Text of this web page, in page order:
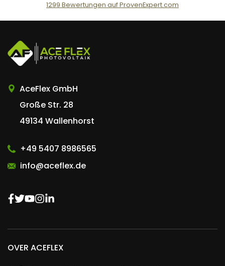
AceFlex GmbH
1299 Bewertungen auf ProvenExpert.com
AceFlex GmbH
Große Str. 28
49134 Wallenhorst
+49 5407 8986565
info@aceflex.de
OVER ACEFLEX